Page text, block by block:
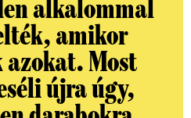
alkalommal
amikor
azokat. Most
újra úgy,